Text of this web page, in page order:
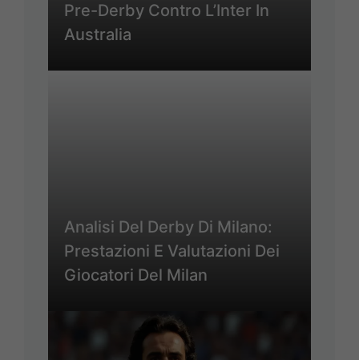
Pre-Derby Contro L’Inter In
Australia
Analisi Del Derby Di Milano:
Prestazioni E Valutazioni Dei
Giocatori Del Milan